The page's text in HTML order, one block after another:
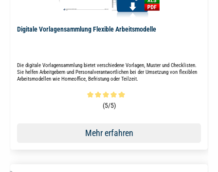
Digitale Vorlagensammlung Flexible Arbeitsmodelle
Die digitale Vorlagensammlung bietet verschiedene Vorlagen, Muster und Checklisten.
Sie helfen Arbeitgebern und Personalverantwortlichen bei der Umsetzung von flexiblen
Arbeitsmodellen wie Homeoffice, Befristung oder Teilzeit.
Durchschnittliche Bewertung von 5 von 5 Sternen
(5/5)
Mehr erfahren